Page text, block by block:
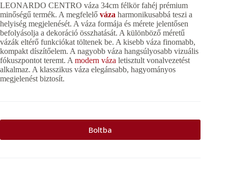
LEONARDO CENTRO váza 34cm félkör fahéj prémium
minőségű termék. A megfelelő váza harmonikusabbá teszi a
helyiség megjelenését. A váza formája és mérete jelentősen
befolyásolja a dekoráció összhatását. A különböző méretű
vázák eltérő funkciókat töltenek be. A kisebb váza finomabb,
kompakt díszítőelem. A nagyobb váza hangsúlyosabb vizuális
fókuszpontot teremt. A modern váza letisztult vonalvezetést
alkalmaz. A klasszikus váza elegánsabb, hagyományos
megjelenést biztosít.
Boltba